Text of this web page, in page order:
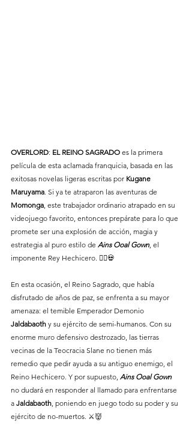
OVERLORD: EL REINO SAGRADO es la primera
película de esta aclamada franquicia, basada en las
exitosas novelas ligeras escritas por Kugane
Maruyama. Si ya te atraparon las aventuras de
Momonga, este trabajador ordinario atrapado en su
videojuego favorito, entonces prepárate para lo que
promete ser una explosión de acción, magia y
estrategia al puro estilo de Ains Ooal Gown, el
imponente Rey Hechicero. 🧙‍♂️💀
En esta ocasión, el Reino Sagrado, que había
disfrutado de años de paz, se enfrenta a su mayor
amenaza: el temible Emperador Demonio
Jaldabaoth y su ejército de semi-humanos. Con su
enorme muro defensivo destrozado, las tierras
vecinas de la Teocracia Slane no tienen más
remedio que pedir ayuda a su antiguo enemigo, el
Reino Hechicero. Y por supuesto, Ains Ooal Gown
no dudará en responder al llamado para enfrentarse
a Jaldabaoth, poniendo en juego todo su poder y su
ejército de no-muertos. ⚔️👹